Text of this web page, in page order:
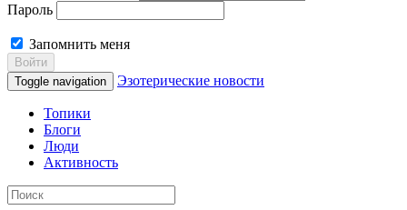
Пароль
Запомнить меня
Войти
Toggle navigation
Эзотерические новости
Топики
Блоги
Люди
Активность